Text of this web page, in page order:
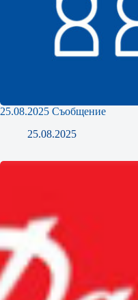
25.08.2025 Съобщение
25.08.2025